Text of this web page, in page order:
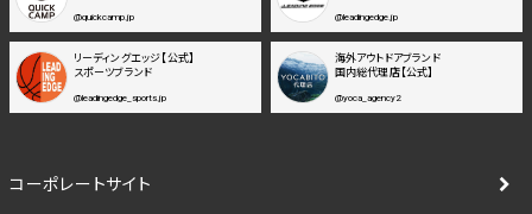
@quickcamp.jp @leadingedge.jp
リーディングエッジ【公式】
スポーツブランド
@leadingedge_sports.jp
海外アウトドアブランド
国内総代理店【公式】
@yoca_agency2
コーポレートサイト